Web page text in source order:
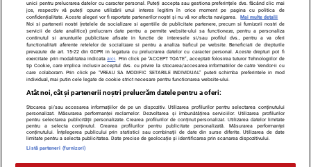
Contact Despre noi Termeni și condiții
Citarea se poate face în limita a 250 de semne. Nici o instituţie sau persoană
unici pentru prelucrarea datelor cu caracter personal. Puteți accepta sau gestiona preferințele dvs. făcând clic mai
jos, respectiv vă puteți opune utilizării unui interes legitim în orice moment pe pagina cu politica de
confidențialitate. Aceste alegeri vor fi raportate partenerilor noștri și nu vă vor afecta navigarea.
Mai multe detalii
Noi si partenerii nostri (retelele de socializare si agentiile de publicitate partenere, precum si furnizorii nostri de
servicii de date analitice) prelucram date pentru a permite website-ului sa functioneze, pentru a personaliza
continutul si anunturile publicitare afisate in functie de interesele si/sau profilul dvs., pentru a va oferi
functionalitati aferente retelelor de socializare si pentru a analiza traficul pe website. Beneficiati de drepturile
prevazute de art. 15-22 din GDPR in legatura cu prelucrarea datelor cu caracter personal. Aceste drepturi pot fi
exercitate prin modalitatea indicataaici . Prin click pe “ACCEPT TOATE”, acceptati folosirea tuturor Tehnologiilor de
tip Cookie, care implica inclusiv acceptul dvs. cu privire la stocarea/accesarea informatiilor de catre Vendor-ii cu
care colaboram. Prin click pe “VREAU SA MODIFIC SETARILE INDIVIDUAL” puteti schimba preferintele in mod
individual, mai putin cele legate de cookie strict necesare pentru functionarea website-ului.
Atât noi, cât și partenerii noștri prelucrăm datele pentru a oferi:
Stocarea și/sau accesarea informațiilor de pe un dispozitiv. Utilizarea profilurilor pentru selectarea conținutului
personalizat. Măsurarea performanței reclamelor. Dezvoltarea și îmbunătățirea serviciilor. Utilizarea profilurilor
pentru selectarea publicității personalizate. Crearea profilurilor de conținut personalizat. Utilizarea datelor limitate
pentru a selecta conținutul. Crearea profilurilor pentru publicitate personalizată. Măsurarea performanței
conținutului. Înțelegerea publicului prin statistici sau combinații de date din surse diferite. Utilizarea de date
limitate pentru a selecta publicitatea. Date precise de geolocație și identificarea prin scanarea dispozitivului.
Listă parteneri (furnizori)